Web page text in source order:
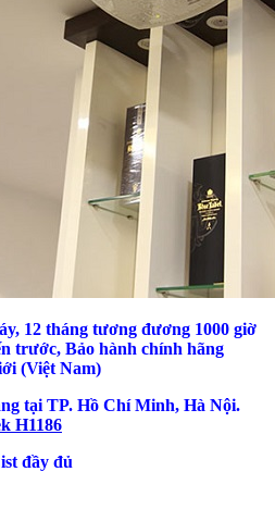
12 tháng tương đương 1000 giờ
trước, Bảo hành chính hãng
(Việt Nam)
tại TP. Hồ Chí Minh, Hà Nội.
H1186
đầy đủ